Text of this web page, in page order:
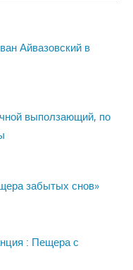
Айвазовский в
выползающий, по
забытых снов»
: Пещера с